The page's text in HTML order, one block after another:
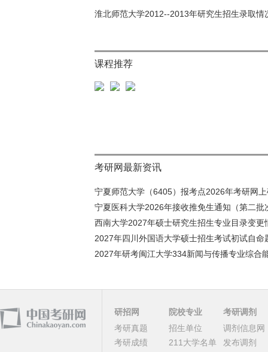
淮北师范大学2012--2013年研究生招生录取情
课程推荐
考研网最新资讯
宁夏师范大学（6405）报考点2026年考研网
宁夏医科大学2026年接收推免生通知（第二批
西南大学2027年硕士研究生招生专业目录变更
2027年四川外国语大学硕士招生考试初试自命
2027年研考闽江大学334新闻与传播专业综合
研招网
考研真题
考研成绩
院校专业
招生单位
211大学名单
考研调剂
调剂信息网
发布调剂